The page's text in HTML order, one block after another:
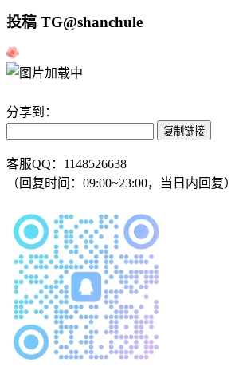
投稿 TG@shanchule
分享到：
复制链接
客服QQ：1148526638
（回复时间：09:00~23:00，当日内回复）